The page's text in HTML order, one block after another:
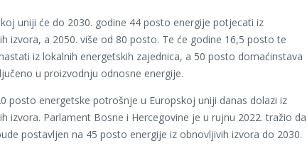
uniji će do 2030. godine 44 posto energije potjecati iz
izvora, a 2050. više od 80 posto. Te će godine 16,5 posto te
iz lokalnih energetskih zajednica, a 50 posto domaćinstava
u proizvodnju odnosne energije.
posto energetske potrošnje u Europskoj uniji danas dolazi iz
izvora. Parlament Bosne i Hercegovine je u rujnu 2022. tražio da
postavljen na 45 posto energije iz obnovljivih izvora do 2030.